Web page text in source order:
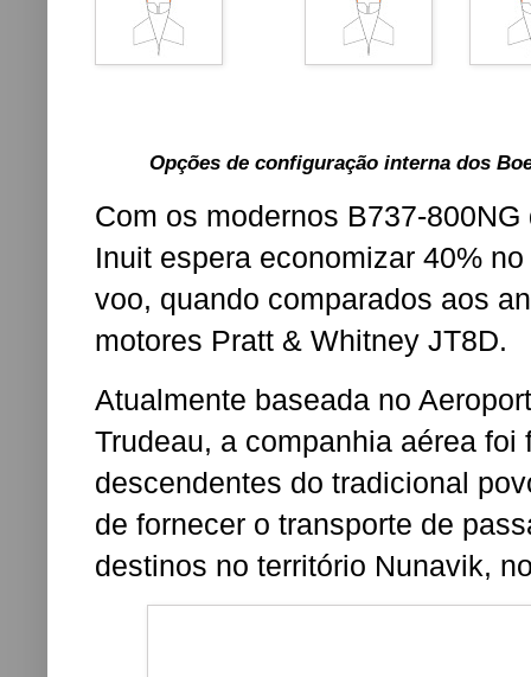
Opções de configuração interna dos
Com os modernos B737-
Inuit espera economizar 40%
voo, quando comparados aos
motores Pratt & Whitney JT8D.
Atualmente baseada no
Trudeau, a companhia aérea foi
descendentes do tradicional
de fornecer o transporte de
destinos no território Nunavik,